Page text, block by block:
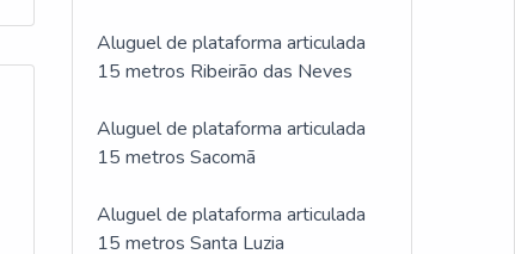
Aluguel de plataforma articulada
15 metros Ribeirão das Neves
Aluguel de plataforma articulada
15 metros Sacomã
Aluguel de plataforma articulada
15 metros Santa Luzia